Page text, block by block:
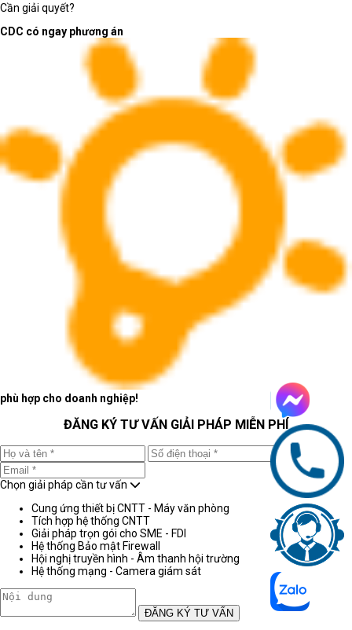
Cần giải quyết?
CDC có ngay phương án
phù hợp cho doanh nghiệp!
ĐĂNG KÝ TƯ VẤN GIẢI PHÁP MIỄN PHÍ
Chọn giải pháp cần tư vấn
Cung ứng thiết bị CNTT - Máy văn phòng
Tích hợp hệ thống CNTT
Giải pháp trọn gói cho SME - FDI
Hệ thống Bảo mật Firewall
Hội nghị truyền hình - Âm thanh hội trường
Hệ thống mạng - Camera giám sát
ĐĂNG KÝ TƯ VẤN